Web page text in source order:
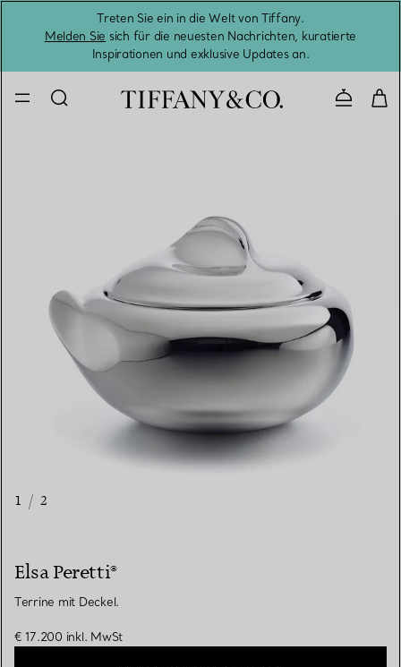
Treten Sie ein in die Welt von Tiffany.
Melden Sie sich für die neuesten Nachrichten, kuratierte
Inspirationen und exklusive Updates an.
1 / 2
Elsa Peretti®
Terrine mit Deckel.
€ 17.200 inkl. MwSt